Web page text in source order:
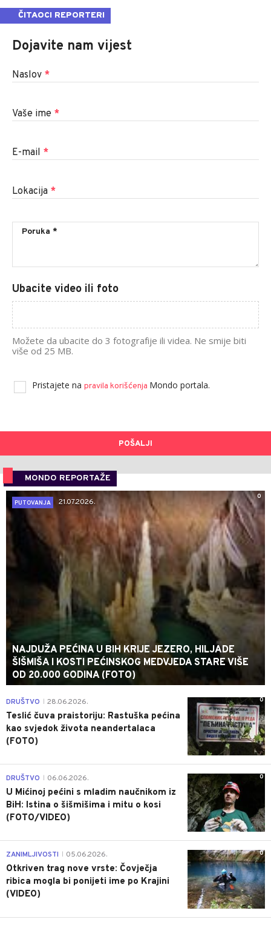
ČITAOCI REPORTERI
Dojavite nam vijest
Naslov *
Vaše ime *
E-mail *
Lokacija *
Ubacite video ili foto
Možete da ubacite do 3 fotografije ili videa. Ne smije biti
više od 25 MB.
Pristajete na pravila korišćenja Mondo portala.
POŠALJI
MONDO REPORTAŽE
0
PUTOVANJA
21.07.2026.
NAJDUŽA PEĆINA U BIH KRIJE JEZERO, HILJADE
ŠIŠMIŠA I KOSTI PEĆINSKOG MEDVJEDA STARE VIŠE
OD 20.000 GODINA (FOTO)
0
DRUŠTVO 28.06.2026.
Teslić čuva praistoriju: Rastuška pećina
kao svjedok života neandertalaca
(FOTO)
0
DRUŠTVO 06.06.2026.
U Mićinoj pećini s mladim naučnikom iz
BiH: Istina o šišmišima i mitu o kosi
(FOTO/VIDEO)
0
ZANIMLJIVOSTI 05.06.2026.
Otkriven trag nove vrste: Čovječja
ribica mogla bi ponijeti ime po Krajini
(VIDEO)